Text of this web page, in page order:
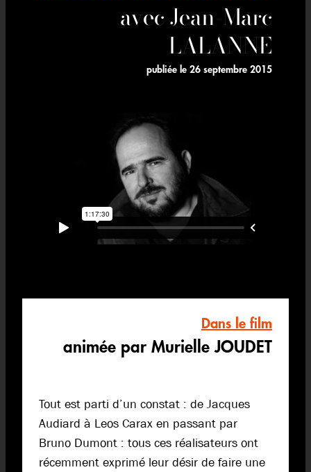
avec Jean-Marc
LALANNE
publiée le 26 septembre 2015
Dans le film
animée par Murielle JOUDET
Tout est parti d’un constat : de Jacques
Audiard à Leos Carax en passant par
Bruno Dumont : tous ces réalisateurs ont
récemment exprimé leur désir de faire une